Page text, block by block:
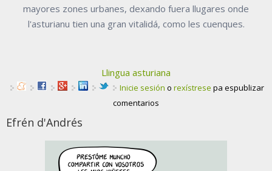
mayores zones urbanes, dexando fuera llugares onde
l'asturianu tien una gran vitalidá, como les cuenques.
Llingua asturiana
Inicie sesión o rexístrese pa espublizar
comentarios
Efrén d'Andrés